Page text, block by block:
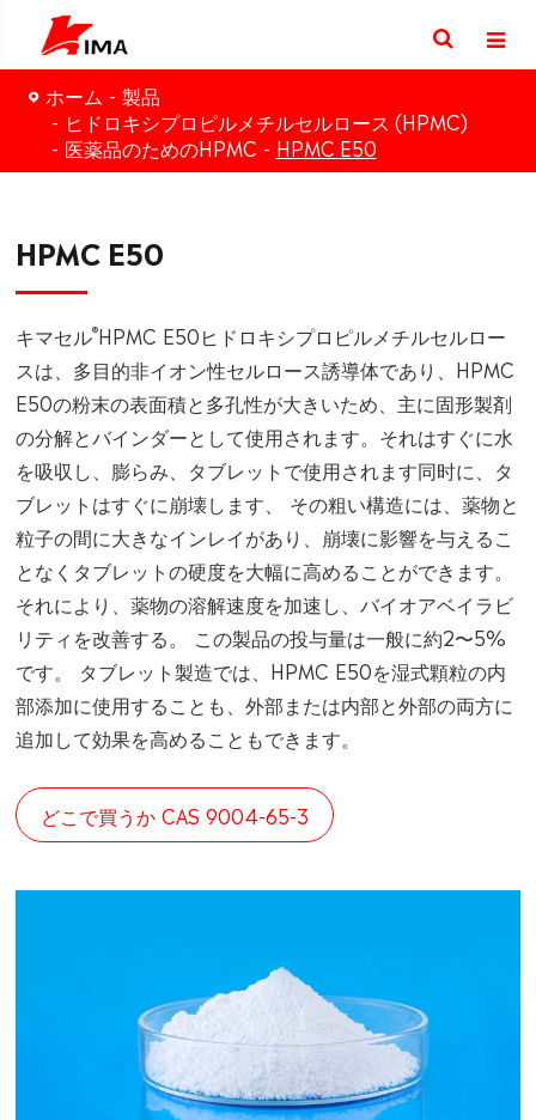
ホーム
製品
ヒドロキシプロピルメチルセルロース (HPMC)
医薬品のためのHPMC
HPMC E50
HPMC E50
キマセル®HPMC E50ヒドロキシプロピルメチルセルロー
スは、多目的非イオン性セルロース誘導体であり、HPMC
E50の粉末の表面積と多孔性が大きいため、主に固形製剤
の分解とバインダーとして使用されます。それはすぐに水
を吸収し、膨らみ、タブレットで使用されます同时に、タ
ブレットはすぐに崩壊します、 その粗い構造には、薬物と
粒子の間に大きなインレイがあり、崩壊に影響を与えるこ
となくタブレットの硬度を大幅に高めることができます。
それにより、薬物の溶解速度を加速し、バイオアベイラビ
リティを改善する。 この製品の投与量は一般に約2〜5%
です。 タブレット製造では、HPMC E50を湿式顆粒の内
部添加に使用することも、外部または内部と外部の両方に
追加して効果を高めることもできます。
どこで買うか CAS 9004-65-3